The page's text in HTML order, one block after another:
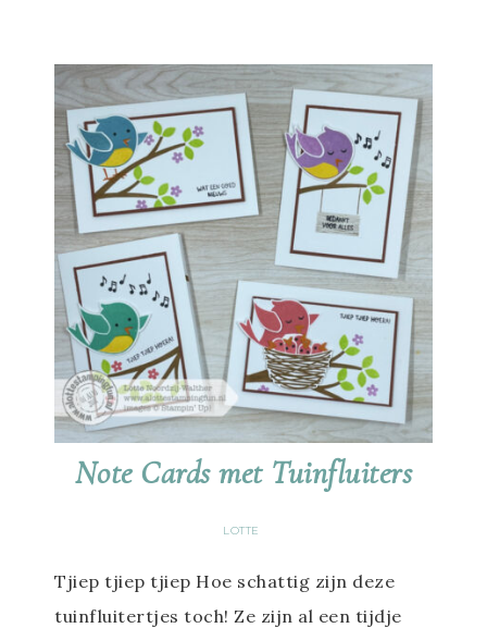
Note Cards met Tuinfluiters
LOTTE
Tjiep tjiep tjiep Hoe schattig zijn deze
tuinfluitertjes toch! Ze zijn al een tijdje